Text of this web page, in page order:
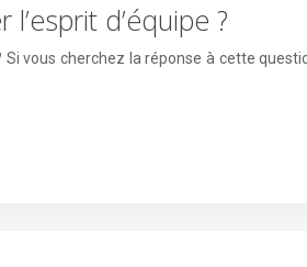
d’équipe ?
vous cherchez la réponse à cette